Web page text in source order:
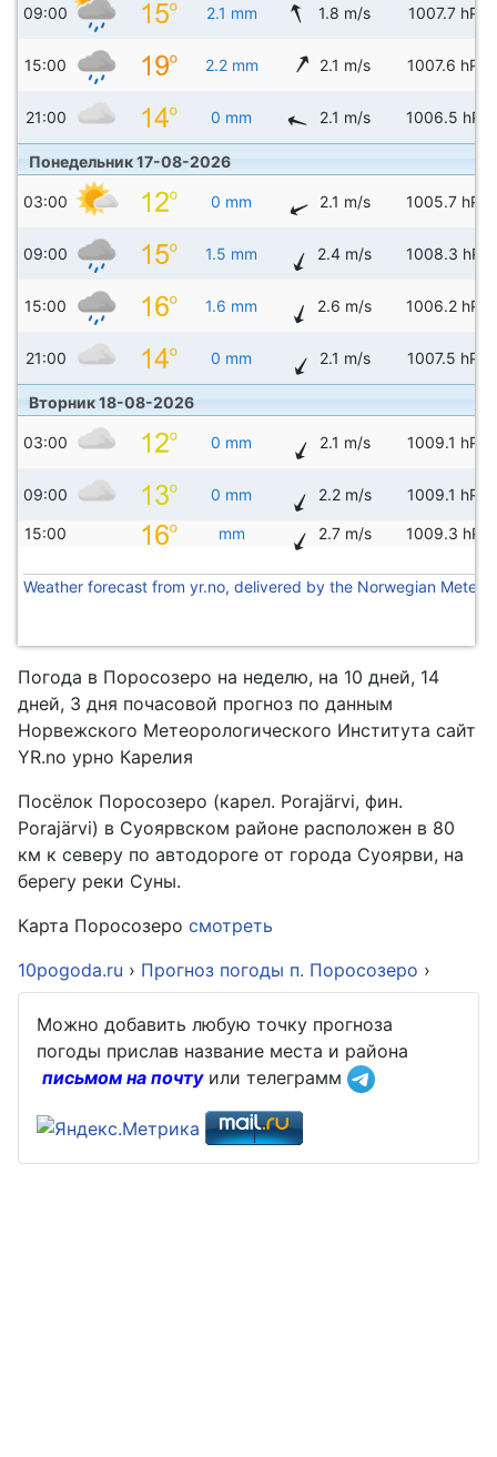
09:00 2.1 mm 1.8 m/s 1007.7 hPa
15:00 2.2 mm 2.1 m/s 1007.6 hPa
21:00 0 mm 2.1 m/s 1006.5 hPa
Понедельник 17-08-2026
03:00 0 mm 2.1 m/s 1005.7 hPa
09:00 1.5 mm 2.4 m/s 1008.3 hPa
15:00 1.6 mm 2.6 m/s 1006.2 hPa
21:00 0 mm 2.1 m/s 1007.5 hPa
Вторник 18-08-2026
03:00 0 mm 2.1 m/s 1009.1 hPa
09:00 0 mm 2.2 m/s 1009.1 hPa
15:00 mm 2.7 m/s 1009.3 hPa
Weather forecast from yr.no, delivered by the Norwegian
Погода в Поросозеро на неделю, на 10 дней, 14
дней, 3 дня почасовой прогноз по данным
Норвежского Метеорологического Института сайт
YR.no урно Карелия
Посёлок Поросозеро (карел. Porajärvi, фин.
Porajärvi) в Суоярвском районе расположен в 80
км к северу по автодороге от города Суоярви, на
берегу реки Суны.
Карта Поросозеро смотреть
10pogoda.ru › Прогноз погоды п. Поросозеро ›
Можно добавить любую точку прогноза
погоды прислав название места и района
письмом на почтуили телеграмм